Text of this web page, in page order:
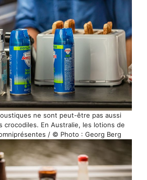
ne sont peut-être pas aussi
crocodiles. En Australie, les lotions de
/ © Photo : Georg Berg